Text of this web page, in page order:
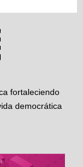
fortaleciendo
democrática